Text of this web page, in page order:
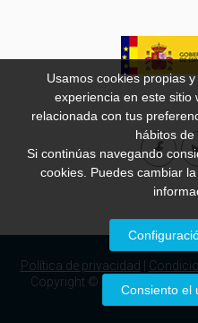
Política de privacidad
Copyright © 2008 - 2026 –
Usamos cookies propias
experiencia en este sitio
relacionada con tus
hábitos de
Si continúas navegando
cookies. Puedes cambiar
Consiento el